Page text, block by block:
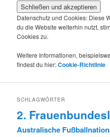
Datenschutz und Cookies: Diese
du die Website weiterhin nutzt,
Cookies zu.
Weitere Informationen,
findest du hier:Cookie-Richtlinie
SCHLAGWÖRTER
2.
Australische